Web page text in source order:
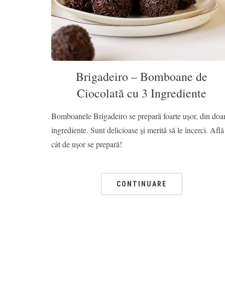
Brigadeiro – Bomboane de
Ciocolată cu 3 Ingrediente
Bomboanele Brigadeiro se prepară foarte ușor, din
ingrediente. Sunt delicioase și merită să le încerci. Află
cât de ușor se prepară!
CONTINUARE